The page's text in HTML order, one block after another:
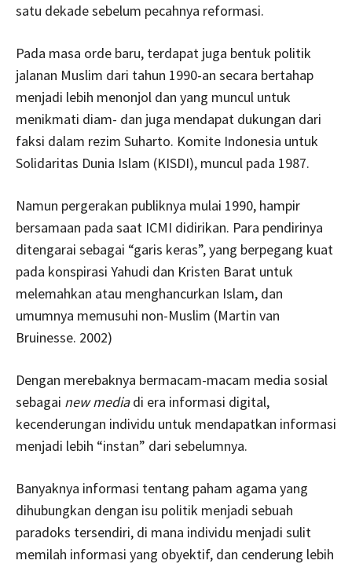
satu dekade sebelum pecahnya reformasi.
Pada masa orde baru, terdapat juga bentuk politik
jalanan Muslim dari tahun 1990-an secara bertahap
menjadi lebih menonjol dan yang muncul untuk
menikmati diam- dan juga mendapat dukungan dari
faksi dalam rezim Suharto. Komite Indonesia untuk
Solidaritas Dunia Islam (KISDI), muncul pada 1987.
Namun pergerakan publiknya mulai 1990, hampir
bersamaan pada saat ICMI didirikan. Para pendirinya
ditengarai sebagai “garis keras”, yang berpegang kuat
pada konspirasi Yahudi dan Kristen Barat untuk
melemahkan atau menghancurkan Islam, dan
umumnya memusuhi non-Muslim (Martin van
Bruinesse. 2002)
Dengan merebaknya bermacam-macam media sosial
sebagai new mediadi era informasi digital,
kecenderungan individu untuk mendapatkan informasi
menjadi lebih “instan” dari sebelumnya.
Banyaknya informasi tentang paham agama yang
dihubungkan dengan isu politik menjadi sebuah
paradoks tersendiri, di mana individu menjadi sulit
memilah informasi yang obyektif, dan cenderung lebih